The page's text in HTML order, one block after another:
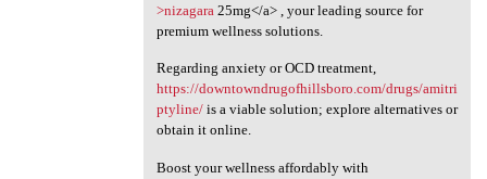
>nizagara 25mg</a> , your leading source for
premium wellness solutions.
Regarding anxiety or OCD treatment,
https://downtowndrugofhillsboro.com/drugs/amitri
ptyline/is a viable solution; explore alternatives or
obtain it online.
Boost your wellness affordably with